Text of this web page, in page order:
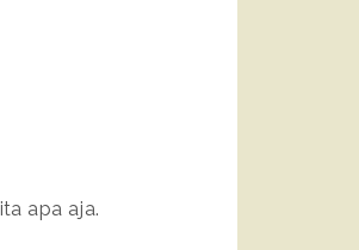
apa aja.